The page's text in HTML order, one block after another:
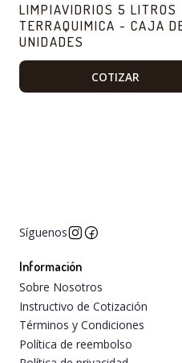
LIMPIAVIDRIOS 5 LITROS
TERRAQUIMICA - CAJA
UNIDADES
COTIZAR
Síguenos
Información
Sobre Nosotros
Instructivo de Cotización
Términos y Condiciones
Política de reembolso